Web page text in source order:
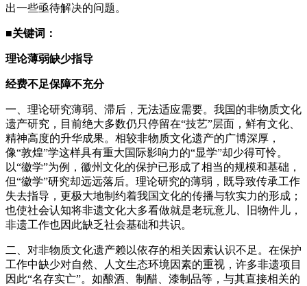
出一些亟待解决的问题。
■关键词：
理论薄弱缺少指导
经费不足保障不充分
一、理论研究薄弱、滞后，无法适应需要。我国的非物质文化
遗产研究，目前绝大多数仍只停留在“技艺”层面，鲜有文化、
精神高度的升华成果。相较非物质文化遗产的广博深厚，
像“敦煌”学这样具有重大国际影响力的“显学”却少得可怜。
以“徽学”为例，徽州文化的保护已形成了相当的规模和基础，
但“徽学”研究却远远落后。理论研究的薄弱，既导致传承工作
失去指导，更极大地制约着我国文化的传播与软实力的形成；
也使社会认知将非遗文化大多看做就是老玩意儿、旧物件儿，
非遗工作也因此缺乏社会基础和共识。
二、对非物质文化遗产赖以依存的相关因素认识不足。在保护
工作中缺少对自然、人文生态环境因素的重视，许多非遗项目
因此“名存实亡”。如酿酒、制醋、漆制品等，与其直接相关的